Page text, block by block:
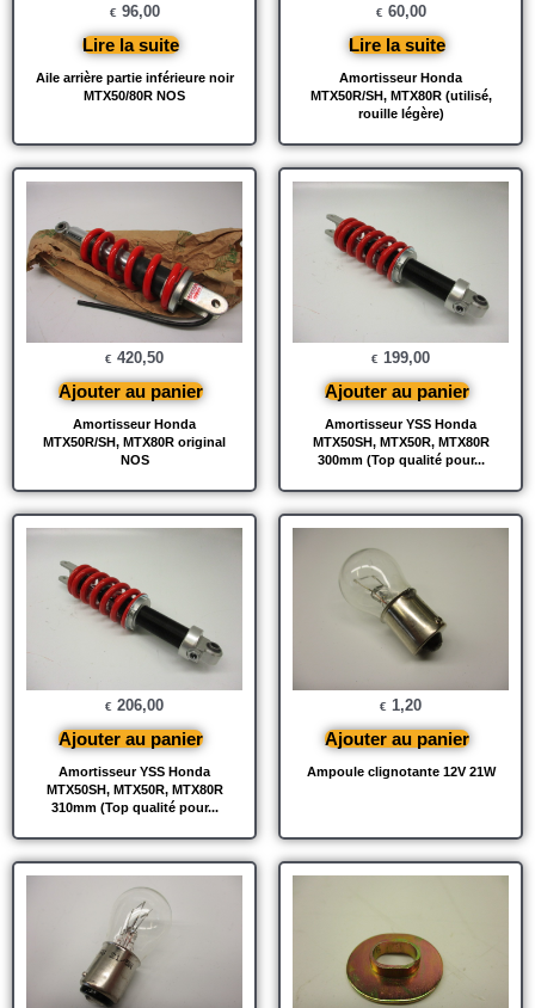
Aile arrière partie inférieure noir
MTX50/80R NOS
€ 96,00
Lire la suite
Amortisseur Honda
MTX50R/SH, MTX80R (utilisé,
rouille légère)
€ 60,00
Lire la suite
Amortisseur Honda
MTX50R/SH, MTX80R original
NOS
€ 420,50
Ajouter au panier
Amortisseur YSS Honda
MTX50SH, MTX50R, MTX80R
300mm (Top qualité pour...
€ 199,00
Ajouter au panier
Amortisseur YSS Honda
MTX50SH, MTX50R, MTX80R
310mm (Top qualité pour...
€ 206,00
Ajouter au panier
Ampoule clignotante 12V 21W
€ 1,20
Ajouter au panier